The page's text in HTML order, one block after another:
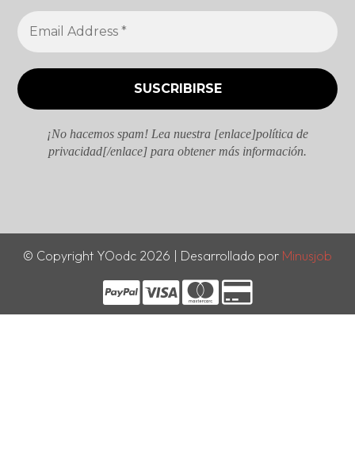
¡No hacemos spam! Lea nuestra [enlace]política de
privacidad[/enlace] para obtener más información.
© Copyright YOodc 2026 | Desarrollado por Minusjob